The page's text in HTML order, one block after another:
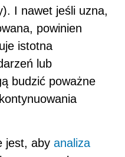
I nawet jeśli uzna,
powinien
istotna
lub
budzić poważne
jest, aby analiza